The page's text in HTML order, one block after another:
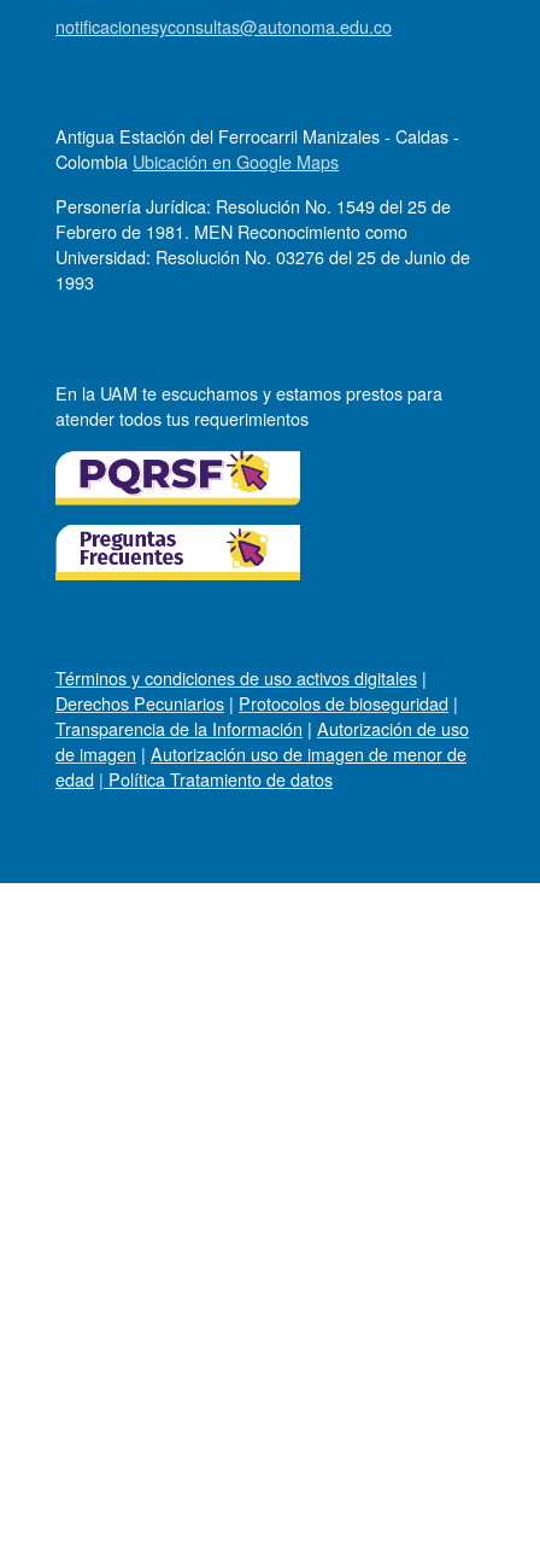
notificacionesyconsultas@autonoma.edu.co
Antigua Estación del Ferrocarril Manizales - Caldas -
Colombia Ubicación en Google Maps
Personería Jurídica: Resolución No. 1549 del 25 de
Febrero de 1981. MEN Reconocimiento como
Universidad: Resolución No. 03276 del 25 de Junio de
1993
En la UAM te escuchamos y estamos prestos para
atender todos tus requerimientos
Términos y condiciones de uso activos digitales |
Derechos Pecuniarios | Protocolos de bioseguridad |
Transparencia de la Información | Autorización de uso
de imagen | Autorización uso de imagen de menor de
edad | Política Tratamiento de datos